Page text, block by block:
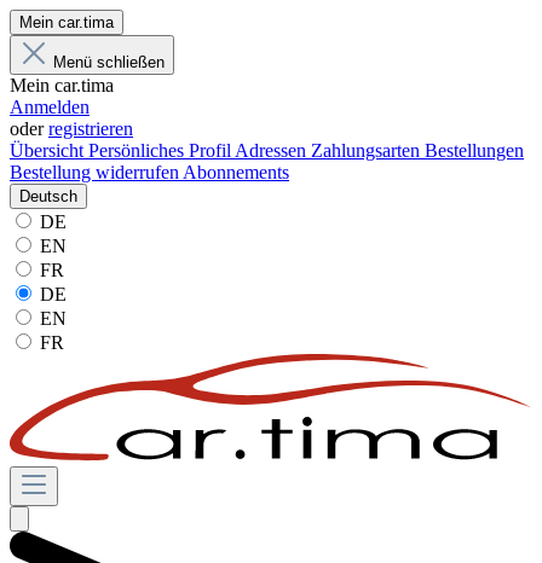
Mein car.tima
Menü schließen
Mein car.tima
Anmelden
oderregistrieren
Übersicht Persönliches Profil Adressen Zahlungsarten Bestellungen
Bestellung widerrufen Abonnements
Deutsch
DE
EN
FR
DE
EN
FR